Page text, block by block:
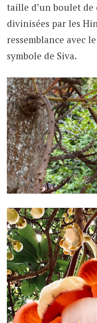
taille d’un boulet de
divinisées par les
ressemblance avec
symbole de Siva.